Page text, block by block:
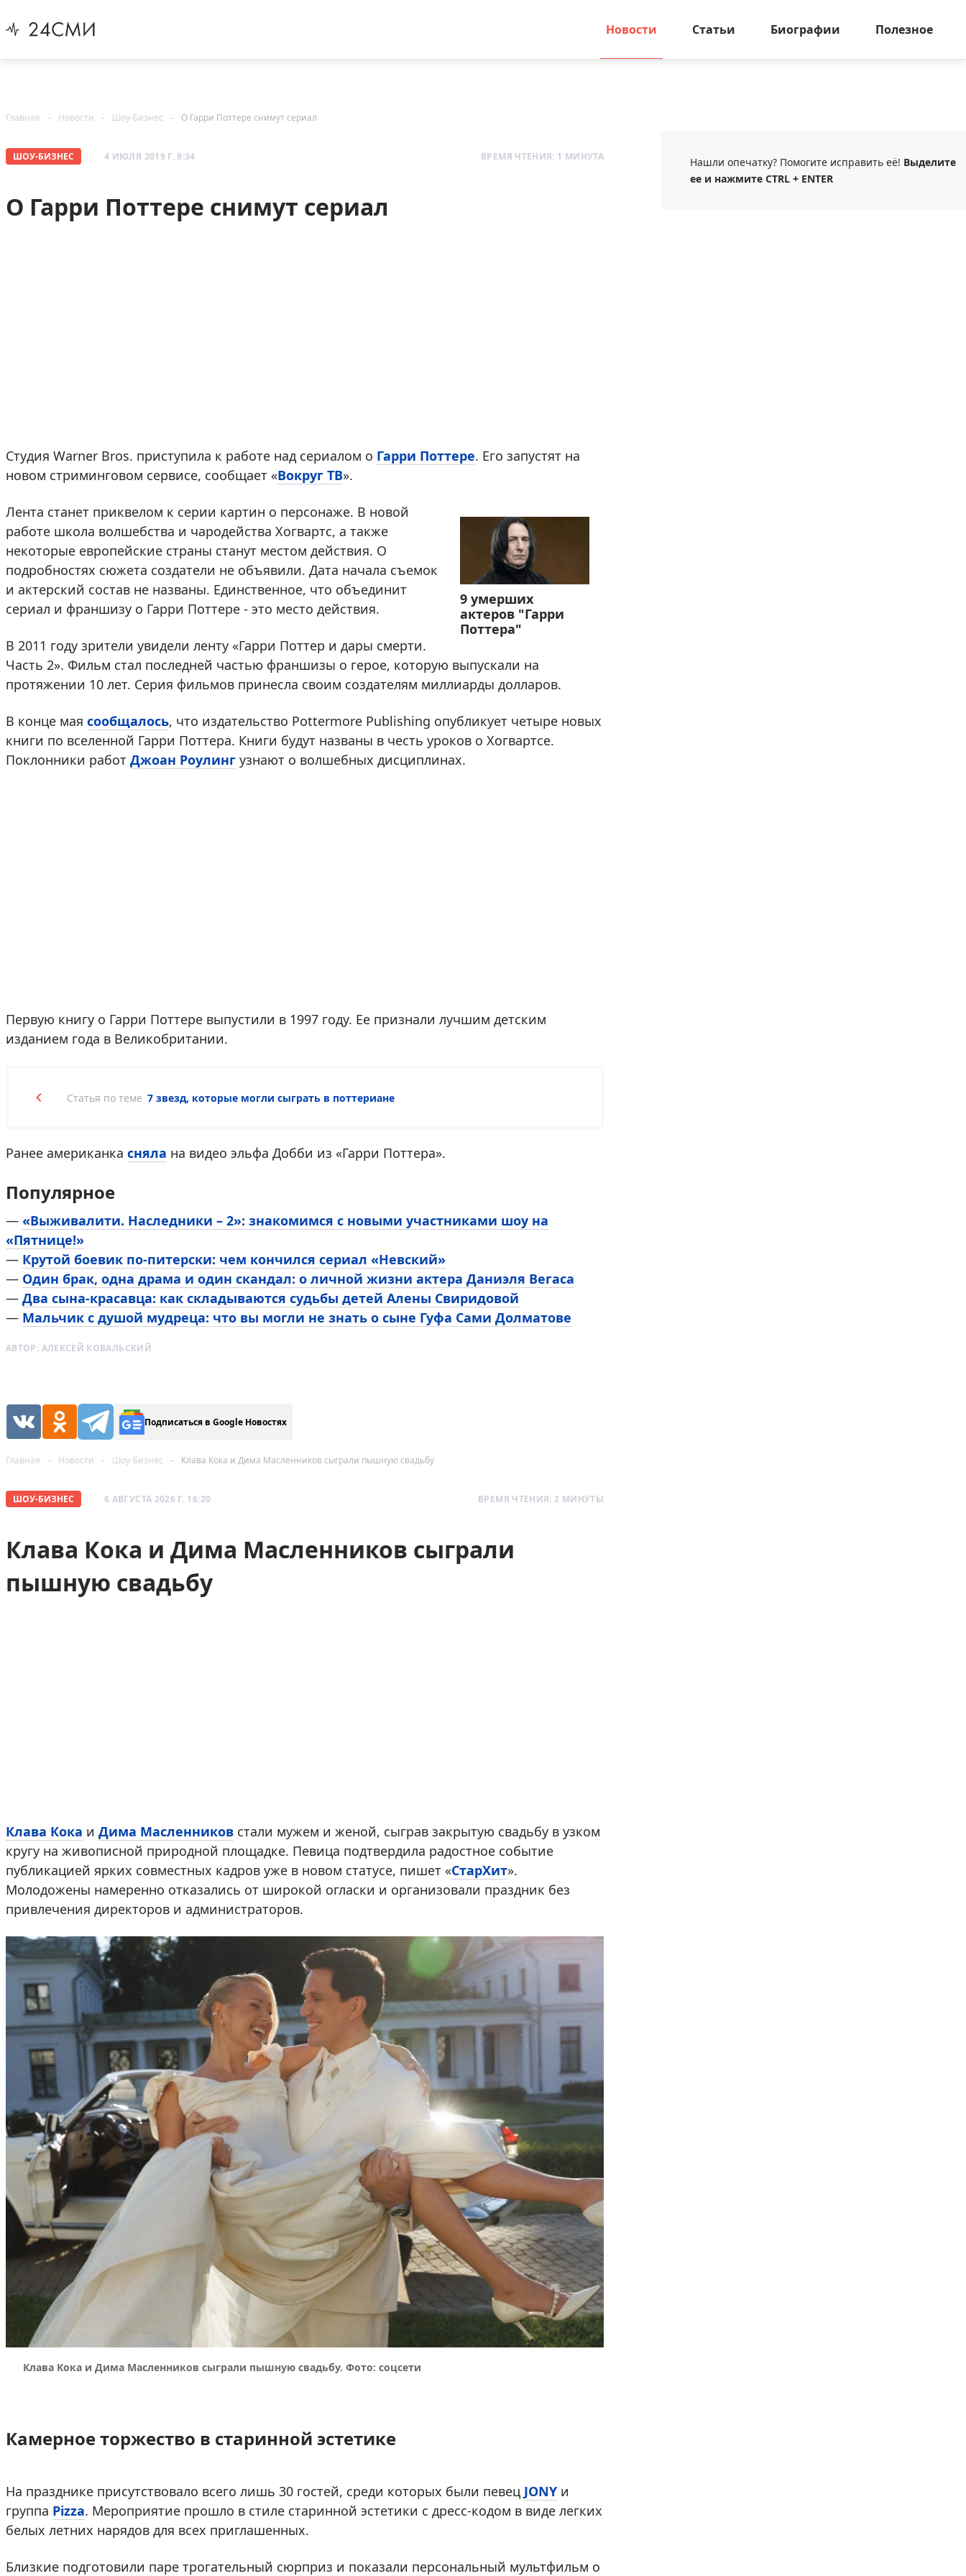
Новости Статьи Биографии Полезное
Главная Новости Шоу-Бизнес О Гарри Поттере снимут сериал
ШОУ-БИЗНЕС 4 ИЮЛЯ 2019 Г. 9:34 ВРЕМЯ ЧТЕНИЯ: 1 МИНУТА
О Гарри Поттере снимут сериал
Студия Warner Bros. приступила к работе над сериалом о Гарри Поттере. Его запустят на
новом стриминговом сервисе, сообщает «Вокруг ТВ».
9 умерших
актеров "Гарри
Поттера"
Лента станет приквелом к серии картин о персонаже. В новой
работе школа волшебства и чародейства Хогвартс, а также
некоторые европейские страны станут местом действия. О
подробностях сюжета создатели не объявили. Дата начала съемок
и актерский состав не названы. Единственное, что объединит
сериал и франшизу о Гарри Поттере - это место действия.
В 2011 году зрители увидели ленту «Гарри Поттер и дары смерти.
Часть 2». Фильм стал последней частью франшизы о герое, которую выпускали на
протяжении 10 лет. Серия фильмов принесла своим создателям миллиарды долларов.
В конце мая сообщалось, что издательство Pottermore Publishing опубликует четыре новых
книги по вселенной Гарри Поттера. Книги будут названы в честь уроков о Хогвартсе.
Поклонники работ Джоан Роулинг узнают о волшебных дисциплинах.
Первую книгу о Гарри Поттере выпустили в 1997 году. Ее признали лучшим детским
изданием года в Великобритании.
Статья по теме 7 звезд, которые могли сыграть в поттериане
Ранее американка сняла на видео эльфа Добби из «Гарри Поттера».
Популярное
— «Выживалити. Наследники – 2»: знакомимся с новыми участниками шоу на
«Пятнице!»
— Крутой боевик по-питерски: чем кончился сериал «Невский»
— Один брак, одна драма и один скандал: о личной жизни актера Даниэля Вегаса
— Два сына-красавца: как складываются судьбы детей Алены Свиридовой
— Мальчик с душой мудреца: что вы могли не знать о сыне Гуфа Сами Долматове
АВТОР: АЛЕКСЕЙ КОВАЛЬСКИЙ
Подписаться в Google Новостях
Главная Новости Шоу-Бизнес Клава Кока и Дима Масленников сыграли пышную свадьбу
ШОУ-БИЗНЕС 6 АВГУСТА 2026 Г. 16:20 ВРЕМЯ ЧТЕНИЯ: 2 МИНУТЫ
Клава Кока и Дима Масленников сыграли
пышную свадьбу
Клава Кока и Дима Масленников стали мужем и женой, сыграв закрытую свадьбу в узком
кругу на живописной природной площадке. Певица подтвердила радостное событие
публикацией ярких совместных кадров уже в новом статусе, пишет «СтарХит».
Молодожены намеренно отказались от широкой огласки и организовали праздник без
привлечения директоров и администраторов.
Клава Кока и Дима Масленников сыграли пышную свадьбу. Фото: соцсети
Камерное торжество в старинной эстетике
На празднике присутствовало всего лишь 30 гостей, среди которых были певец JONY и
группа Pizza. Мероприятие прошло в стиле старинной эстетики с дресс-кодом в виде легких
белых летних нарядов для всех приглашенных.
Близкие подготовили паре трогательный сюрприз и показали персональный мультфильм о
Нашли опечатку? Помогите исправить её! Выделите
ее и нажмите CTRL + ENTER